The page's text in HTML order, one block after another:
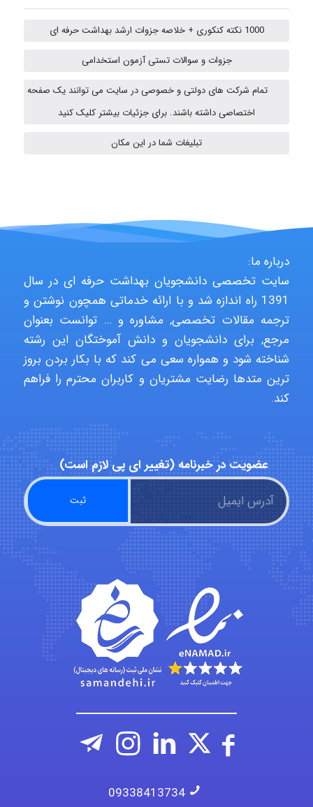
aghajari vahid
HaddadiMahsa
USER124
malekf
abolfazlkoshehe
A.balandeh
fatima
Jafar Tym
aghajari vahid
1000 نکته کنکوری + خلاصه جزوات ارشد بهداشت حرفه ای
جزوات و سوالات تستی آزمون استخدامی
تمام شرکت های دولتی و خصوصی در سایت می توانند یک صفحه
اختصاصی داشته باشند. برای جزئیات بیشتر کلیک کنید
تبلیغات شما در این مکان
درباره ما:
سایت تخصصی دانشجویان بهداشت حرفه ای در سال
1391 راه اندازه شد و با ارائه خدماتی همچون نوشتن و
ترجمه مقالات تخصصی, مشاوره و … توانست بعنوان
مرجع, برای دانشجویان و دانش آموختگان این رشته
شناخته شود و همواره سعی می کند که با بکار بردن بروز
ترین متدها رضایت مشتریان و کاربران محترم را فراهم
کند.
عضویت در خبرنامه (تغییر ای پی لازم است)
09338413734